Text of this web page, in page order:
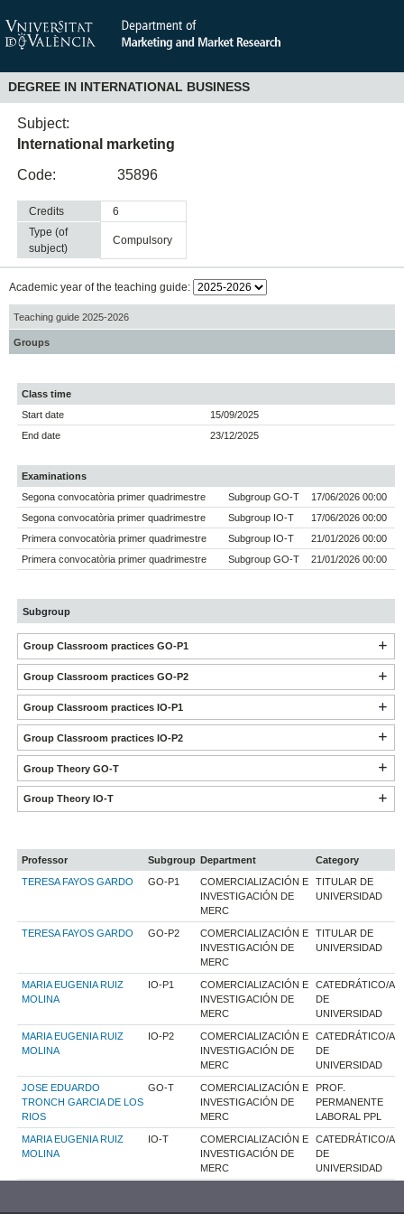
DEGREE IN INTERNATIONAL BUSINESS
Subject:
International marketing
Code:
35896
Credits
6
Type (of
subject)
compulsory
Academic year of the teaching guide:
Teaching guide 2025-2026
Groups
Class time
Start date
15/09/2025
End date
23/12/2025
Examinations
Segona convocatòria primer quadrimestre
Subgroup GO-T
17/06/2026 00:00
Segona convocatòria primer quadrimestre
Subgroup IO-T
17/06/2026 00:00
Primera convocatòria primer quadrimestre
Subgroup IO-T
21/01/2026 00:00
Primera convocatòria primer quadrimestre
Subgroup GO-T 21/01/2026 00:00
Subgroup
Group Classroom practices GO-P1
Group Classroom practices GO-P2
Group Classroom practices IO-P1
Group Classroom practices IO-P2
Group Theory GO-T
Group Theory IO-T
Professor Subgroup Department
Category
TERESA FAYOS GARDO
GO-P1
COMERCIALIZACIÓN E
INVESTIGACIÓN DE
MERC
TITULAR DE
UNIVERSIDAD
TERESA FAYOS GARDO GO-P2
COMERCIALIZACIÓN E
INVESTIGACIÓN DE
MERC
TITULAR DE
UNIVERSIDAD
MARIA EUGENIA RUIZ
MOLINA
IO-P1
COMERCIALIZACIÓN E
INVESTIGACIÓN DE
MERC
CATEDRÁTICO/A
DE
UNIVERSIDAD
MARIA EUGENIA RUIZ
MOLINA
IO-P2
COMERCIALIZACIÓN E
INVESTIGACIÓN DE
MERC
CATEDRÁTICO/A
DE
UNIVERSIDAD
JOSE EDUARDO
TRONCH GARCIA DE LOS
RIOS
GO-T
COMERCIALIZACIÓN E
INVESTIGACIÓN DE
MERC
PROF.
PERMANENTE
LABORAL PPL
MARIA EUGENIA RUIZ
MOLINA
IO-T
COMERCIALIZACIÓN E
INVESTIGACIÓN DE
MERC
CATEDRÁTICO/A
DE
UNIVERSIDAD